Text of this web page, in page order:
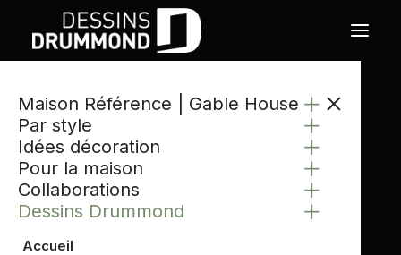
Maison Référence | Gable House
Par style
Idées décoration
Pour la maison
Collaborations
Dessins Drummond
Accueil